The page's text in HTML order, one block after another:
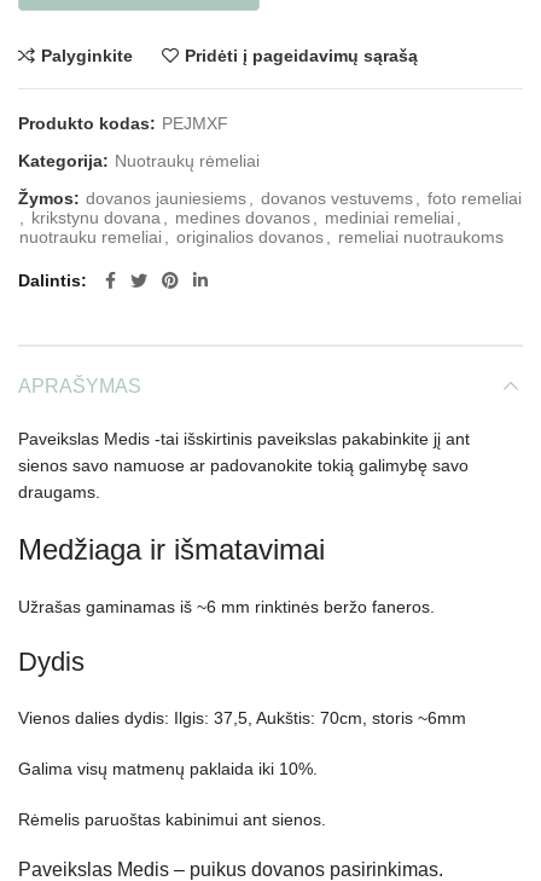
Palyginkite Pridėti į pageidavimų sąrašą
Produkto kodas: PEJMXF
Kategorija: Nuotraukų rėmeliai
Žymos: dovanos jauniesiems dovanos vestuvems
foto remeliai
krikstynu dovana medines dovanos mediniai remeliai
nuotrauku remeliai
originalios dovanos remeliai nuotraukoms
Dalintis
APRAŠYMAS
Paveikslas Medis -tai išskirtinis paveikslas pakabinkite jį ant
sienos savo namuose ar padovanokite tokią galimybę savo
draugams.
Medžiaga ir išmatavimai
Užrašas gaminamas iš ~6 mm rinktinės beržo faneros.
Dydis
Vienos dalies dydis: Ilgis: 37,5, Aukštis: 70cm, storis ~6mm
Galima visų matmenų paklaida iki 10%.
Rėmelis paruoštas kabinimui ant sienos.
Paveikslas Medis – puikus dovanos pasirinkimas.